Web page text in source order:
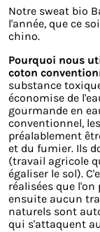
Notre sweat bio
l'année, que ce
chino.
Pourquoi nous
coton
substance
économise de
gourmande en
conventionnel,
préalablement
et du fumier. Ils
(travail agricole
égaliser le sol).
réalisées que
ensuite aucun
naturels sont
qui s'attaquent